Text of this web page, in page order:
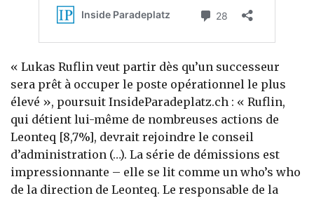
« Lukas Ruflin veut partir dès qu’un successeur
sera prêt à occuper le poste opérationnel le plus
élevé », poursuit InsideParadeplatz.ch : « Ruflin,
qui détient lui-même de nombreuses actions de
Leonteq [8,7%], devrait rejoindre le conseil
d’administration (…). La série de démissions est
impressionnante – elle se lit comme un who’s who
de la direction de Leonteq. Le responsable de la